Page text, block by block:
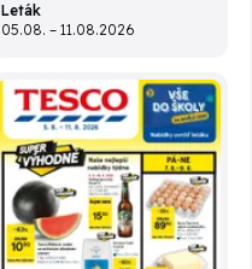
Leták
05.08. – 11.08.2026